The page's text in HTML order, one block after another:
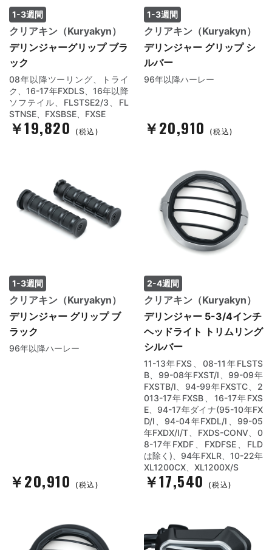
1-3週間
クリアキン（Kuryakyn）
デリンジャーグリップ ブラ
ック
08年以降ツーリング、トライ
ク、16-17年FXDLS、16年以降
ソフテイル、FLSTSE2/3、FL
STNSE、FXSBSE、FXSE
￥19,820 (税込)
1-3週間
クリアキン（Kuryakyn）
デリンジャー グリップ シ
ルバー
96年以降ハーレー
￥20,910 (税込)
1-3週間
クリアキン（Kuryakyn）
デリンジャー グリップ ブ
ラック
96年以降ハーレー
￥20,910 (税込)
2-4週間
クリアキン（Kuryakyn）
デリンジャー 5-3/4インチ
ヘッドライト トリムリング
シルバー
11-13年FXS、08-11年FLSTS
B、99-08年FXST/I、99-09年
FXSTB/I、94-99年FXSTC、2
013-17年FXSB、16-17年FXS
E、94-17年ダイナ(95-10年FX
D/I、94-04年FXDL/I、99-05
年FXDX/I/T、FXDS-CONV、0
8-17年FXDF、FXDFSE、FLD
は除く)、94年FXLR、10-22年
XL1200CX、XL1200X/S
￥17,540 (税込)